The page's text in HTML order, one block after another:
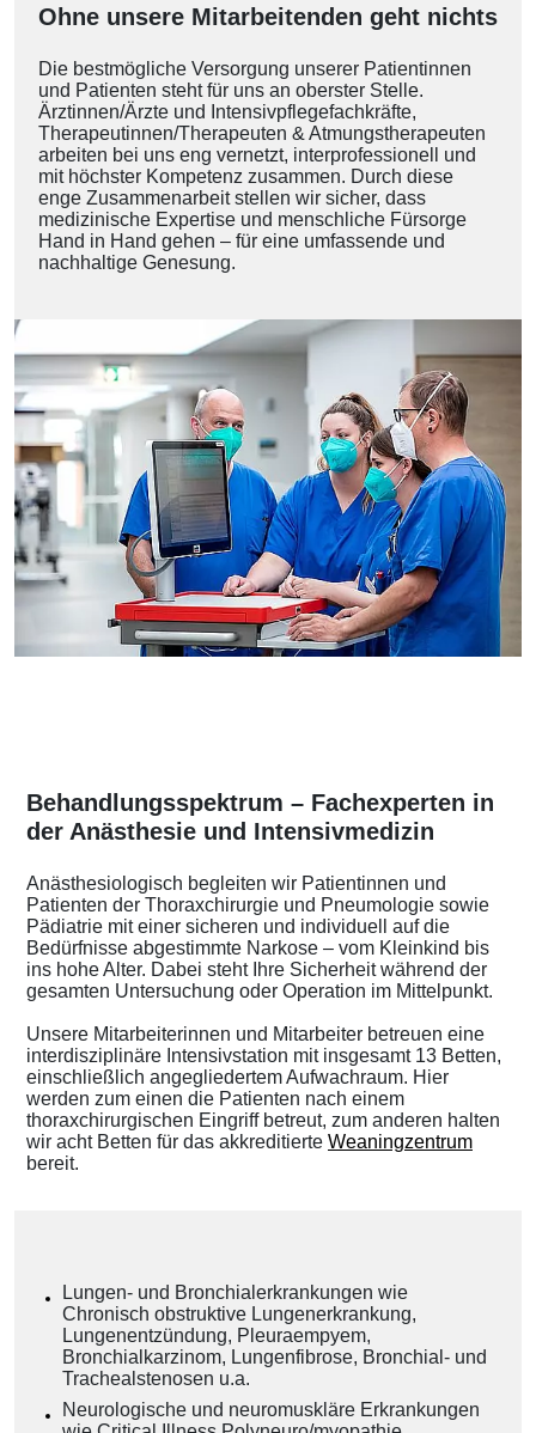
Ohne unsere Mitarbeitenden geht nichts
Die bestmögliche Versorgung unserer Patientinnen
und Patienten steht für uns an oberster Stelle.
Ärztinnen/Ärzte und Intensivpflegefachkräfte,
Therapeutinnen/Therapeuten & Atmungstherapeuten
arbeiten bei uns eng vernetzt, interprofessionell und
mit höchster Kompetenz zusammen. Durch diese
enge Zusammenarbeit stellen wir sicher, dass
medizinische Expertise und menschliche Fürsorge
Hand in Hand gehen – für eine umfassende und
nachhaltige Genesung.
Behandlungsspektrum – Fachexperten in
der Anästhesie und Intensivmedizin
Anästhesiologisch begleiten wir Patientinnen und
Patienten der Thoraxchirurgie und Pneumologie sowie
Pädiatrie mit einer sicheren und individuell auf die
Bedürfnisse abgestimmte Narkose – vom Kleinkind bis
ins hohe Alter. Dabei steht Ihre Sicherheit während der
gesamten Untersuchung oder Operation im Mittelpunkt.
Unsere Mitarbeiterinnen und Mitarbeiter betreuen eine
interdisziplinäre Intensivstation mit insgesamt 13 Betten,
einschließlich angegliedertem Aufwachraum. Hier
werden zum einen die Patienten nach einem
thoraxchirurgischen Eingriff betreut, zum anderen halten
wir acht Betten für das akkreditierte Weaningzentrum
bereit.
Lungen- und Bronchialerkrankungen wie
Chronisch obstruktive Lungenerkrankung,
Lungenentzündung, Pleuraempyem,
Bronchialkarzinom, Lungenfibrose, Bronchial- und
Trachealstenosen u.a.
Neurologische und neuromuskläre Erkrankungen